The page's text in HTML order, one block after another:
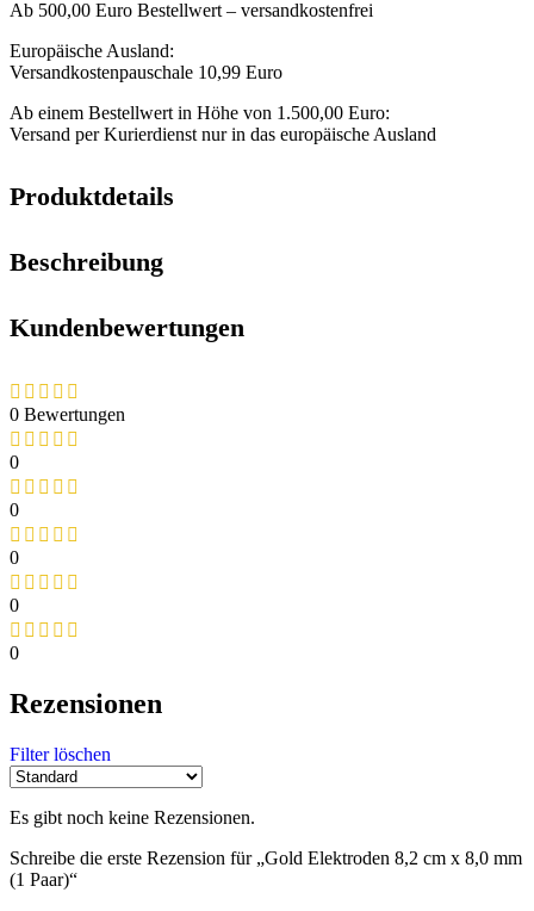
Ab 500,00 Euro Bestellwert – versandkostenfrei
Europäische Ausland:
Versandkostenpauschale 10,99 Euro
Ab einem Bestellwert in Höhe von 1.500,00 Euro:
Versand per Kurierdienst nur in das europäische Ausland
Produktdetails
Beschreibung
Kundenbewertungen
0 Bewertungen
0
0
0
0
0
Rezensionen
Filter löschen
Es gibt noch keine Rezensionen.
Schreibe die erste Rezension für „Gold Elektroden 8,2 cm x 8,0 mm
(1 Paar)“